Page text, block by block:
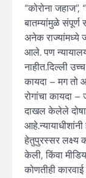
“कोरोना
बातम्यांमुळे संपूर्ण
अनेक राज्यांमध्ये
आले. पण
नाहीत.दिल्ली
कायदा – मग तो
रोगांचा कायदा –
दाखल केलेले
हेतुपुरस्सर लक्ष्य
केली, किंवा
कोणतीही